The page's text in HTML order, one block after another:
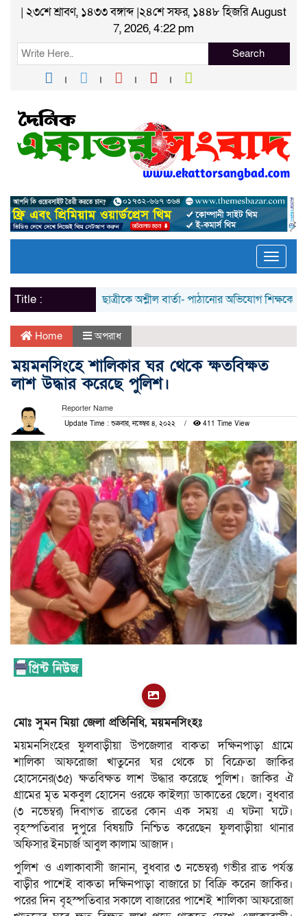
| ২৩শে শ্রাবণ, ১৪৩৩ বঙ্গাব্দ |২৪শে সফর, ১৪৪৮ হিজরি August
7, 2026, 4:22 pm
Search
Toggle
Title :
ছাত্রীকে অশ্লীল বার্তা- পাঠানোর অভিযোগ শিক্ষকের বিরুদ্ধে;
Home অপরাধ
ময়মনসিংহে শালিকার ঘর থেকে ক্ষতবিক্ষত
লাশ উদ্ধার করেছে পুলিশ।
Reporter Name
Update Time : শুক্রবার, নভেম্বর ৪, ২০২২ 411 Time View
মোঃ সুমন মিয়া জেলা প্রতিনিধি, ময়মনসিংহঃ
ময়মনসিংহের ফুলবাড়ীয়া উপজেলার বাকতা দক্ষিনপাড়া গ্রামে
শালিকা আফরোজা খাতুনের ঘর থেকে চা বিক্রেতা জাকির
হোসেনের(৩৫) ক্ষতবিক্ষত লাশ উদ্ধার করেছে পুলিশ। জাকির ঐ
গ্রামের মৃত মকবুল হোসেন ওরফে কাইল্যা ডাকাতের ছেলে। বুধবার
(৩ নভেম্বর) দিবাগত রাতের কোন এক সময় এ ঘটনা ঘটে।
বৃহস্পতিবার দুপুরে বিষয়টি নিশ্চিত করেছেন ফুলবাড়ীয়া থানার
অফিসার ইনচার্জ আবুল কালাম আজাদ।
পুলিশ ও এলাকাবাসী জানান, বুধবার ৩ নভেম্বর) গভীর রাত পর্যন্ত
বাড়ীর পাশেই বাকতা দক্ষিনপাড়া বাজারে চা বিক্রি করেন জাকির।
পরের দিন বৃহস্পতিবার সকালে বাজারের পাশেই শালিকা আফরোজা